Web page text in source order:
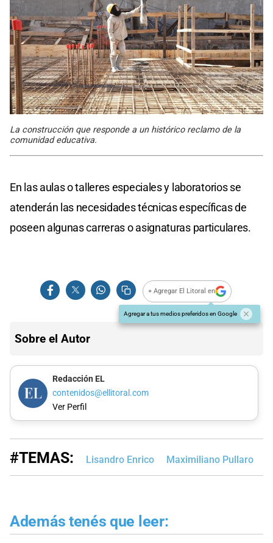
La construcción que responde a un histórico reclamo de la
comunidad educativa.
En las aulas o talleres especiales y laboratorios se
atenderán las necesidades técnicas específicas de
poseen algunas carreras o asignaturas particulares.
+ Agregar El Litoral en
Agregar a tus medios preferidos en Google
Sobre el Autor
Redacción EL
contenidos@ellitoral.com
Ver Perfil
#TEMAS: Lisandro Enrico Maximiliano Pullaro
Además tenés que leer: